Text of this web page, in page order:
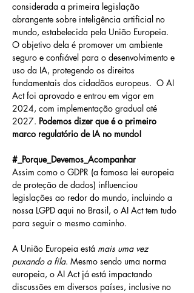
considerada a primeira legislação
abrangente sobre inteligência artificial no
mundo, estabelecida pela União Europeia.
O objetivo dela é promover um ambiente
seguro e confiável para o desenvolvimento e
uso da IA, protegendo os direitos
fundamentais dos cidadãos europeus.  O AI
Act foi aprovado e entrou em vigor em
2024, com implementação gradual até
2027. Podemos dizer que é o primeiro
marco regulatório de IA no mundo!
#_Porque_Devemos_Acompanhar
Assim como o GDPR (a famosa lei europeia
de proteção de dados) influenciou
legislações ao redor do mundo, incluindo a
nossa LGPD aqui no Brasil, o AI Act tem tudo
para seguir o mesmo caminho.
A União Europeia está mais uma vez
puxando a fila. Mesmo sendo uma norma
europeia, o AI Act já está impactando
discussões em diversos países, inclusive no